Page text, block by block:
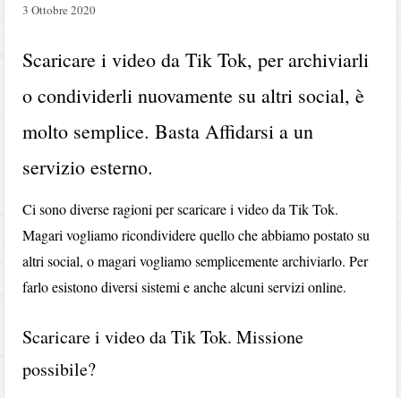
3 Ottobre 2020
Scaricare i video da Tik Tok, per archiviarli
o condividerli nuovamente su altri social, è
molto semplice. Basta Affidarsi a un
servizio esterno.
Ci sono diverse ragioni per scaricare i video da Tik Tok.
Magari vogliamo ricondividere quello che abbiamo postato su
altri social, o magari vogliamo semplicemente archiviarlo. Per
farlo esistono diversi sistemi e anche alcuni servizi online.
Scaricare i video da Tik Tok. Missione
possibile?